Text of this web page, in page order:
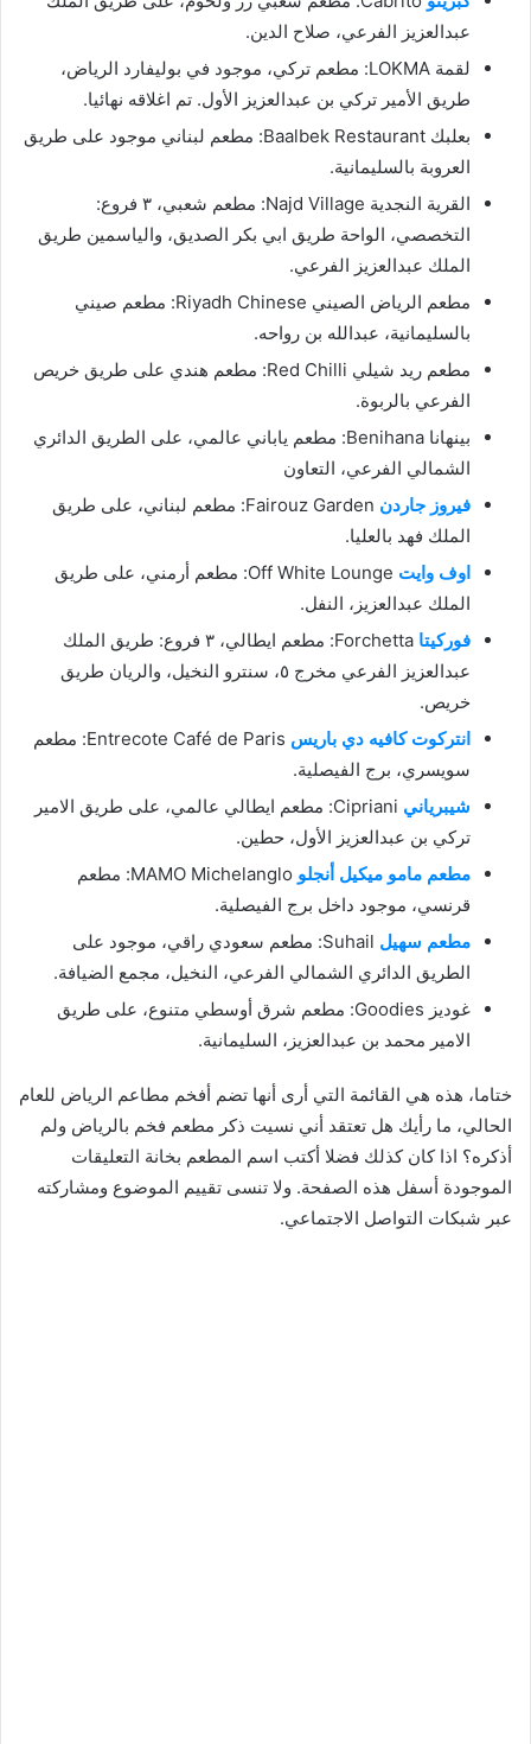
عبدالعزيز الفرعي، صلاح الدين.
لقمة LOKMA: مطعم تركي، موجود في بوليفارد الرياض،
طريق الأمير تركي بن عبدالعزيز الأول. تم اغلاقه نهائيا.
بعلبك Baalbek Restaurant: مطعم لبناني موجود على طريق
العروبة بالسليمانية.
القرية النجدية Najd Village: مطعم شعبي، ٣ فروع:
التخصصي، الواحة طريق ابي بكر الصديق، والياسمين طريق
الملك عبدالعزيز الفرعي.
مطعم الرياض الصيني Riyadh Chinese: مطعم صيني
بالسليمانية، عبدالله بن رواحه.
مطعم ريد شيلي Red Chilli: مطعم هندي على طريق خريص
الفرعي بالربوة.
بينهانا Benihana: مطعم ياباني عالمي، على الطريق الدائري
الشمالي الفرعي، التعاون
فيروز جاردن
Fairouz Garden: مطعم لبناني، على طريق
الملك فهد بالعليا.
اوف وايت
Off White Lounge: مطعم أرمني، على طريق
الملك عبدالعزيز، النفل.
فوركيتا
Forchetta: مطعم ايطالي، ٣ فروع: طريق الملك
عبدالعزيز الفرعي مخرج ٥، سنترو النخيل، والريان طريق
خريص.
انتركوت كافيه دي باريس
Entrecote Café de Paris: مطعم
سويسري، برج الفيصلية.
شيبرياني
Cipriani: مطعم ايطالي عالمي، على طريق الامير
تركي بن عبدالعزيز الأول، حطين.
مطعم مامو ميكيل أنجلو
MAMO Michelanglo: مطعم
قرنسي، موجود داخل برج الفيصلية.
مطعم سهيل
Suhail: مطعم سعودي راقي، موجود على
الطريق الدائري الشمالي الفرعي، النخيل، مجمع الضيافة.
غوديز Goodies: مطعم شرق أوسطي متنوع، على طريق
الامير محمد بن عبدالعزيز، السليمانية.
ختاما، هذه هي القائمة التي أرى أنها تضم أفخم مطاعم الرياض للعام
الحالي، ما رأيك هل تعتقد أني نسيت ذكر مطعم فخم بالرياض ولم
أذكره؟ اذا كان كذلك فضلا أكتب اسم المطعم بخانة التعليقات
الموجودة أسفل هذه الصفحة. ولا تنسى تقييم الموضوع ومشاركته
عبر شبكات التواصل الاجتماعي.